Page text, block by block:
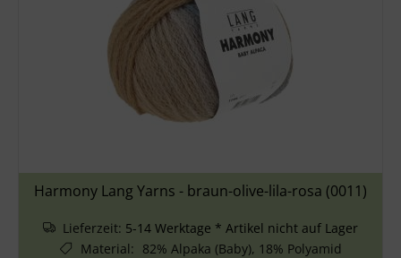
Harmony Lang Yarns - braun-olive-lila-rosa (0011)
Lieferzeit: 5-14 Werktage * Artikel nicht auf Lager
Material: 82% Alpaka (Baby), 18% Polyamid